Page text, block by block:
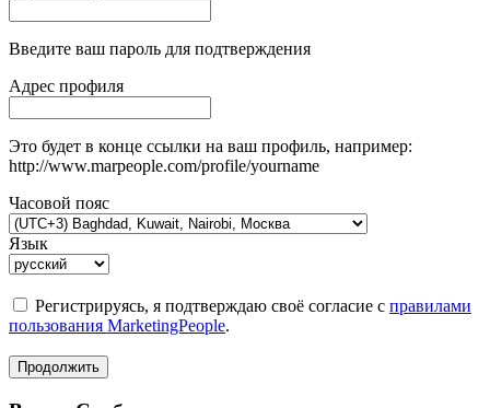
Введите ваш пароль для подтверждения
Адрес профиля
Это будет в конце ссылки на ваш профиль, например:
http://www.marpeople.com/profile/yourname
Часовой пояс
Язык
Регистрируясь, я подтверждаю своё согласие с правилами
пользования MarketingPeople.
Продолжить